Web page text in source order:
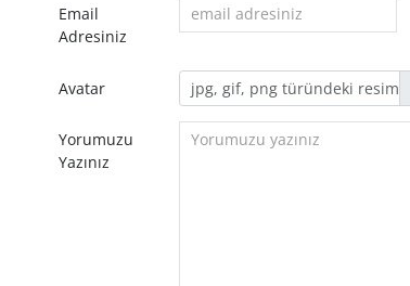
Email
Adresiniz
Avatar
Yorumuzu
Yazınız